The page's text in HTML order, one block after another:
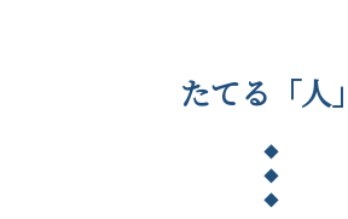
たてる「人」
◆
◆
◆